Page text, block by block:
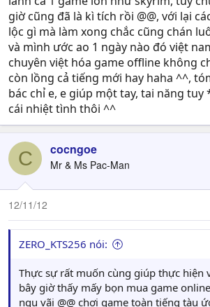
giờ cũng đã là kì tích rồi @@, với lại
lộc gì mà làm xong chắc cũng chán
và mình ước ao 1 ngày nào đó việt
chuyên việt hóa game offline không
còn lồng cả tiếng mới hay haha ^^,
bác chỉ e, e giúp một tay, tai năng
cái nhiệt tình thôi ^^
C cocngoe
Mr & Ms Pac-Man
12/11/12
ZERO_KTS256 nói:
Thực sự rất muốn cùng giúp thực hiện
bây giờ thấy mấy bọn mua game
ngu vãi @@ chơi game toàn tiếng tàu